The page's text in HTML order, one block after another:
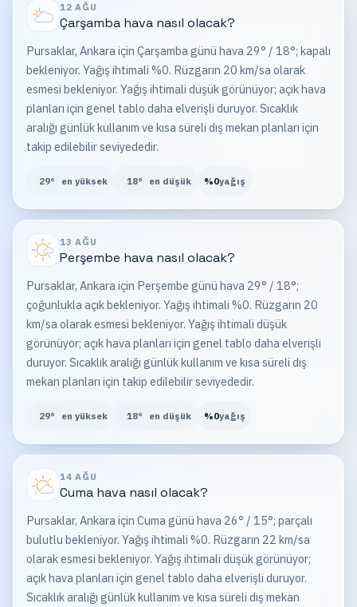
12 AĞU
Çarşambahava nasıl olacak?
Pursaklar, Ankara için Çarşamba günü hava 29° / 18°; kapalı
bekleniyor. Yağış ihtimali %0. Rüzgarın 20 km/sa olarak
esmesi bekleniyor. Yağış ihtimali düşük görünüyor; açık hava
planları için genel tablo daha elverişli duruyor. Sıcaklık
aralığı günlük kullanım ve kısa süreli dış mekan planları için
takip edilebilir seviyededir.
29° en yüksek 18° en düşük %0yağış
13 AĞU
Perşembe hava nasıl olacak?
Pursaklar, Ankara için Perşembe günü hava 29° / 18°;
çoğunlukla açık bekleniyor. Yağış ihtimali %0. Rüzgarın 20
km/sa olarak esmesi bekleniyor. Yağış ihtimali düşük
görünüyor; açık hava planları için genel tablo daha elverişli
duruyor. Sıcaklık aralığı günlük kullanım ve kısa süreli dış
mekan planları için takip edilebilir seviyededir.
29° en yüksek 18° en düşük %0yağış
14 AĞU
Cumahava nasıl olacak?
Pursaklar, Ankara için Cuma günü hava 26° / 15°; parçalı
bulutlu bekleniyor. Yağış ihtimali %0. Rüzgarın 22 km/sa
olarak esmesi bekleniyor. Yağış ihtimali düşük görünüyor;
açık hava planları için genel tablo daha elverişli duruyor.
Sıcaklık aralığı günlük kullanım ve kısa süreli dış mekan